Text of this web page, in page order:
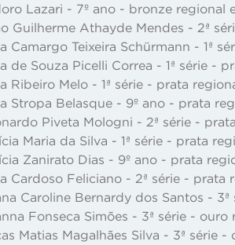
Lazari - 7º ano - bronze regional
Guilherme Athayde Mendes - 2ª
Camargo Teixeira Schürmann - 1ª
de Souza Picelli Correa - 1ª série -
Ribeiro Melo - 1ª série - prata
Stropa Belasque - 9º ano - prata
Piveta Mologni - 2ª série -
Maria da Silva - 1ª série - prata
Zanirato Dias - 9º ano - prata
Cardoso Feliciano - 2ª série - prata
Caroline Bernardy dos Santos -
Fonseca Simões - 3ª série -
Matias Magalhães Silva - 3ª série